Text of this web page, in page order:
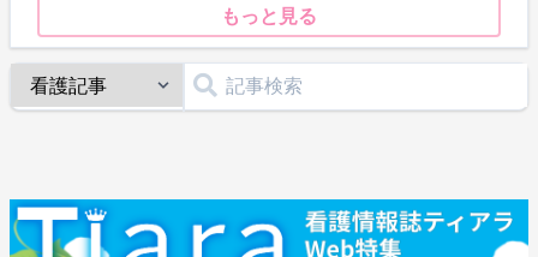
もっと見る